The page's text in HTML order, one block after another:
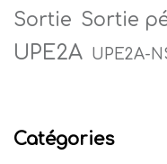
Sortie Sortie
UPE2A UPE2A-
Catégories